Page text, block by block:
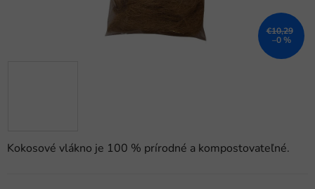
Kokosové vlákno je 100 % prírodné a kompostovateľné.
€10,29
–0 %